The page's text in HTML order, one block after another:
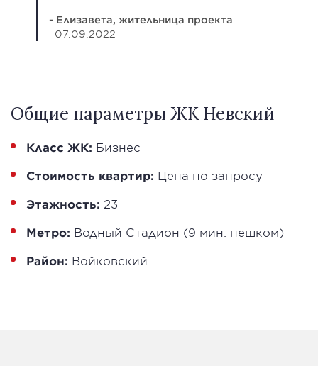
- Елизавета, жительница проекта
07.09.2022
Общие параметры ЖК Невский
Класс ЖК: Бизнес
Стоимость квартир: Цена по запросу
Этажность: 23
Метро: Водный Стадион (9 мин. пешком)
Район: Войковский